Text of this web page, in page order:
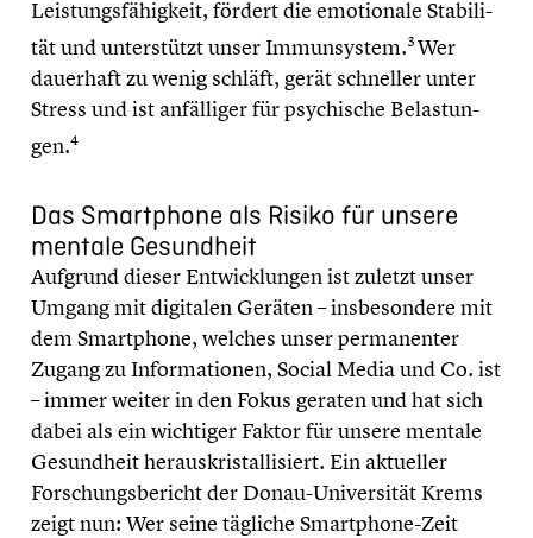
Leistungs­fä­hig­keit, fördert die emotio­nale Stabi­li­
tät und unter­stützt unser Immun­sys­tem.3Wer
dauerhaft zu wenig schläft, gerät schneller unter
Stress und ist anfäl­li­ger für psychi­sche Belas­tun­
gen.4
Das Smart­phone als Risiko für unsere
mentale Gesund­heit
Aufgrund dieser Entwick­lun­gen ist zuletzt unser
Umgang mit digitalen Geräten – insbe­son­dere mit
dem Smart­phone, welches unser perma­nen­ter
Zugang zu Infor­ma­tio­nen, Social Media und Co. ist
– immer weiter in den Fokus geraten und hat sich
dabei als ein wichtiger Faktor für unsere mentale
Gesund­heit heraus­kris­tal­li­siert. Ein aktueller
Forschungs­be­richt der Donau-Universität Krems
zeigt nun: Wer seine tägliche Smartphone-Zeit